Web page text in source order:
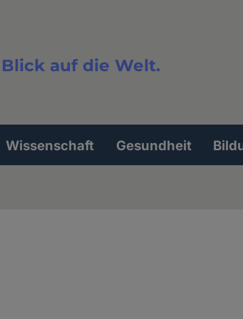
auf die Welt.
Wissenschaft Gesundheit